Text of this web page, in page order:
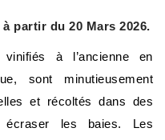
partir du 20 Mars 2026.
à l’ancienne en
sont minutieusement
et récoltés dans des
les baies. Les